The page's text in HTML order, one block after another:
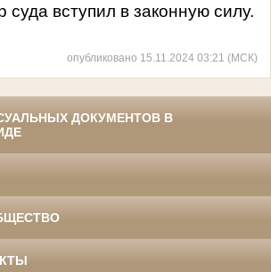
суда вступил в законную силу.
опубликовано 15.11.2024 03:21 (МСК)
ДОКУМЕНТОВ В